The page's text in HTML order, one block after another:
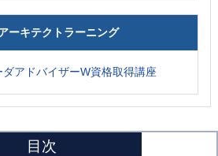
ーキテクトラーニング
アドバイザーW資格取得講座
目次